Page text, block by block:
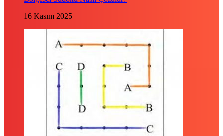
16 Kasım 2025